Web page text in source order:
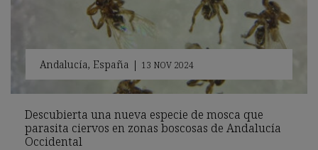
Andalucía, España | 13 NOV 2024
Descubierta una nueva especie de mosca que
parasita ciervos en zonas boscosas de Andalucía
Occidental